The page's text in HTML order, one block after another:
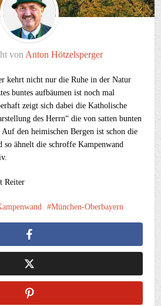
von Anton Hötzelsperger
kehrt nicht nur die Ruhe in der Natur
buntes aufbäumen ist noch mal
zeigt sich dabei die Katholische
des Herrn“ die von satten bunten
den heimischen Bergen ist schon die
so ähnelt die schroffe Kampenwand
Reiter
München-Oberbayern